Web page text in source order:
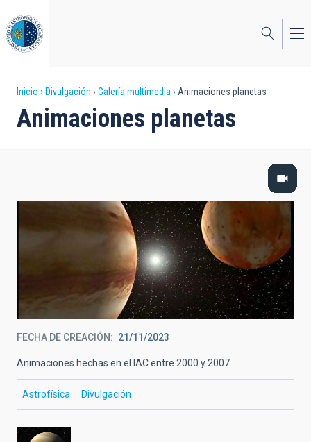
al
contenido
principal
Sobrescribir
enlaces
a
navegación
Inicio Divulgación Galería multimedia Animaciones planetas
Animaciones planetas
FECHA DE CREACIÓN 21/11/2023
Animaciones hechas en el IAC entre 2000 y 2007
Astrofísica Divulgación